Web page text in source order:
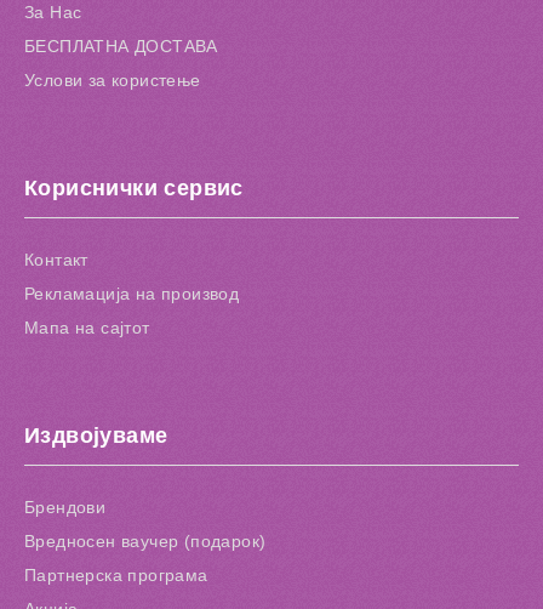
За Нас
БЕСПЛАТНА ДОСТАВА
Услови за користење
Кориснички сервис
Контакт
Рекламација на производ
Мапа на сајтот
Издвојуваме
Брендови
Вредносен ваучер (подарок)
Партнерска програма